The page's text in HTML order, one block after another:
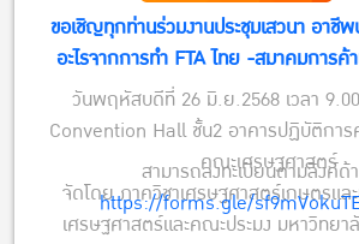
ขอเชิญทุกท่านร่วมงานประชุมเสวนา อาชีพ
อะไรจากการทำ FTA ไทย -สมาคมการค้
วันพฤหัสบดีที่ 26 มิ.ย.2568 เวลา
Convention Hall ชั้น2 อาคารปฏิบัติกา
คณะเศรษฐศาสตร์
จัดโดย ภาควิชาเศรษฐศาสตร์เกษตรแ
เศรษฐศาสตร์และคณะประมง มหาวิทย
สามารถลงทะเบียนตามลิงค์ด้
https://forms.gle/